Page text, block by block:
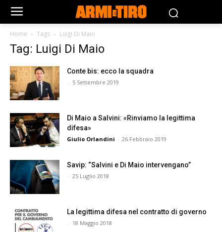
Home Tags Luigi Di Maio
Tag: Luigi Di Maio
Conte bis: ecco la squadra
- 5 Settembre 2019
Di Maio a Salvini: «Rinviamo la legittima
difesa»
Giulio Orlandini - 26 Febbraio 2019
Savip: “Salvini e Di Maio intervengano”
- 25 Luglio 2018
La legittima difesa nel contratto di governo
- 18 Maggio 2018